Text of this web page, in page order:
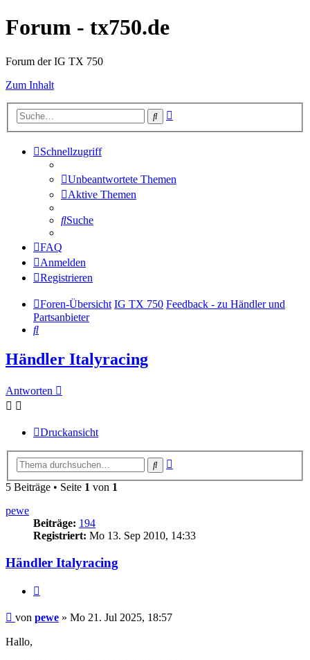
Forum - tx750.de
Forum der IG TX 750
Zum Inhalt
Suche
Schnellzugriff
Unbeantwortete Themen
Aktive Themen
Suche
FAQ
Anmelden
Registrieren
Foren-Übersicht IG TX 750 Feedback - zu Händler und
Partsanbieter
Suche
Händler Italyracing
Antworten
Druckansicht
Suche
5 Beiträge • Seite 1 von 1
pewe
Beiträge: 194
Registriert: Mo 13. Sep 2010, 14:33
Händler Italyracing
Beitrag
von pewe » Mo 21. Jul 2025, 18:57
Hallo,